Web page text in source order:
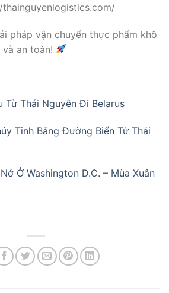
pháp vận chuyển thực phẩm khô
an toàn!
Từ Thái Nguyên Đi Belarus
Tinh Bằng Đường Biển Từ Thái
Ở Washington D.C. – Mùa Xuân